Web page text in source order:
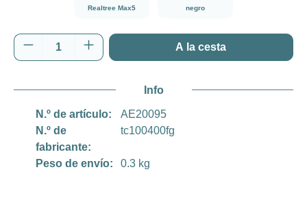
Realtree Max5 negro
Cantidad del producto: introduce la
A la cesta
Info
N.º de artículo:
AE20095
N.º de
fabricante:
tc100400fg
Peso de envío: 0.3 kg